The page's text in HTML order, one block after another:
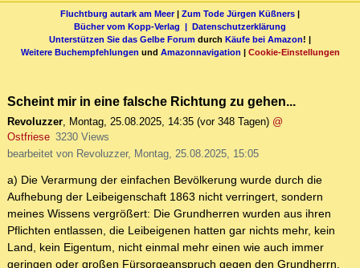
Fluchtburg autark am Meer| Zum Tode Jürgen Küßners |
Bücher vom Kopp-Verlag | Datenschutzerklärung
Unterstützen Sie das Gelbe Forum durch Käufe bei Amazon! |
Weitere Buchempfehlungen und Amazonnavigation | Cookie-Einstellungen
Scheint mir in eine falsche Richtung zu gehen...
Revoluzzer, Montag, 25.08.2025, 14:35 (vor 348 Tagen) @
Ostfriese 3230 Views
bearbeitet von Revoluzzer, Montag, 25.08.2025, 15:05
a) Die Verarmung der einfachen Bevölkerung wurde durch die
Aufhebung der Leibeigenschaft 1863 nicht verringert, sondern
meines Wissens vergrößert: Die Grundherren wurden aus ihren
Pflichten entlassen, die Leibeigenen hatten gar nichts mehr, kein
Land, kein Eigentum, nicht einmal mehr einen wie auch immer
geringen oder großen Fürsorgeanspruch gegen den Grundherrn.